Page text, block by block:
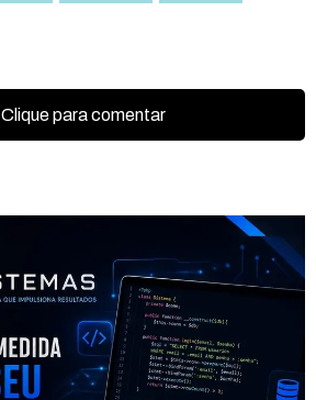
Clique para comentar